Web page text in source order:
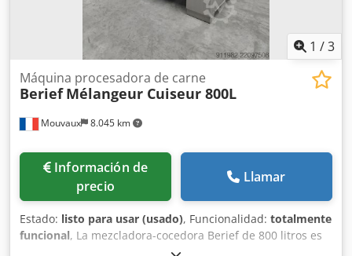
1 /3
Mouvaux 8.045 km
Máquina procesadora de carne
Berief Mélangeur Cuiseur 800L
Información de
precio
Llamar
Estado: listo para usar (usado), Funcionalidad: totalmente
funcional, La mezcladora-cocedora Berief de 800 litros es
un equipo industrial diseñado para llevar a cabo